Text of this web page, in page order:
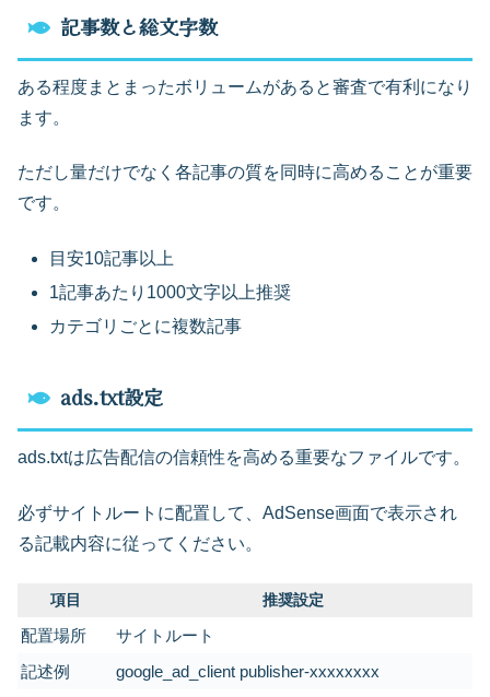
記事数と総文字数
ある程度まとまったボリュームがあると審査で有利になり
ます。
ただし量だけでなく各記事の質を同時に高めることが重要
です。
目安10記事以上
1記事あたり1000文字以上推奨
カテゴリごとに複数記事
ads.txt設定
ads.txtは広告配信の信頼性を高める重要なファイルです。
必ずサイトルートに配置して、AdSense画面で表示され
る記載内容に従ってください。
項目 推奨設定
配置場所
サイトルート
記述例
google_ad_client publisher-xxxxxxxx